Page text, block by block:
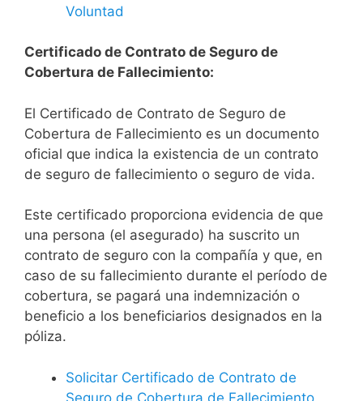
Voluntad
Certificado de Contrato de Seguro de
Cobertura de Fallecimiento:
El Certificado de Contrato de Seguro de
Cobertura de Fallecimiento es un documento
oficial que indica la existencia de un contrato
de seguro de fallecimiento o seguro de vida.
Este certificado proporciona evidencia de que
una persona (el asegurado) ha suscrito un
contrato de seguro con la compañía y que, en
caso de su fallecimiento durante el período de
cobertura, se pagará una indemnización o
beneficio a los beneficiarios designados en la
póliza.
Solicitar Certificado de Contrato de
Seguro de Cobertura de Fallecimiento